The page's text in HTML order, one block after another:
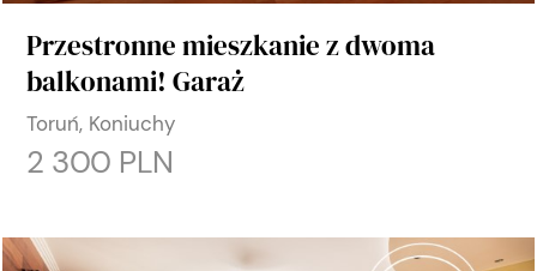
Przestronne mieszkanie z dwoma
balkonami! Garaż
Toruń, Koniuchy
2 300 PLN